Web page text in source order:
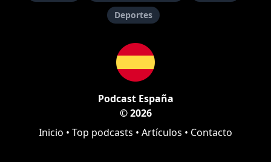
Deportes
Podcast España
© 2026
Inicio • Top podcasts • Artículos • Contacto